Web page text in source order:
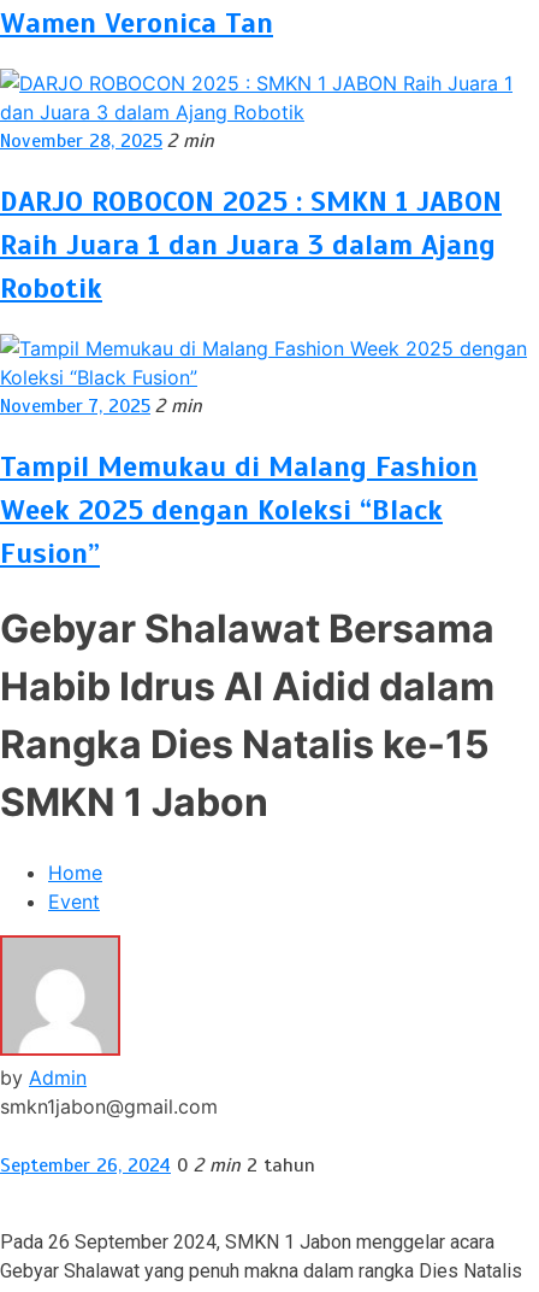
Wamen Veronica Tan
November 28, 2025 2 min
DARJO ROBOCON 2025 : SMKN 1 JABON
Raih Juara 1 dan Juara 3 dalam Ajang
Robotik
November 7, 2025 2 min
Tampil Memukau di Malang Fashion
Week 2025 dengan Koleksi “Black
Fusion”
Gebyar Shalawat Bersama
Habib Idrus Al Aidid dalam
Rangka Dies Natalis ke-15
SMKN 1 Jabon
Home
Event
by Admin
smkn1jabon@gmail.com
September 26, 2024 0 2 min 2 tahun
Pada 26 September 2024, SMKN 1 Jabon menggelar acara
Gebyar Shalawat yang penuh makna dalam rangka Dies Natalis